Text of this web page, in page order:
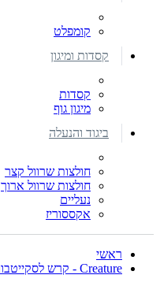
קומפלט
קסדות ומיגון
קסדות
מיגון גוף
ביגוד והנעלה
חולצות שרוול קצר
חולצות שרוול ארוך
נעליים
אקססוריז
ראשי
Creature - קרש לסקייטבורד במידה 9.0